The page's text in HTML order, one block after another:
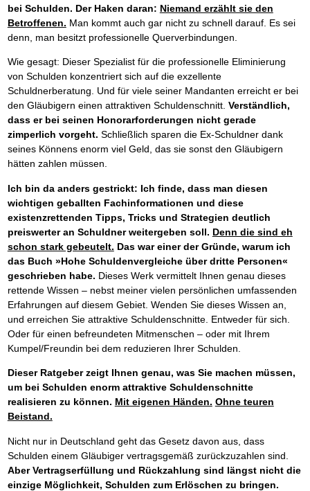
bei Schulden. Der Haken daran: Niemand erzählt sie den
Betroffenen. Man kommt auch gar nicht zu schnell darauf. Es sei
denn, man besitzt professionelle Querverbindungen.
Wie gesagt: Dieser Spezialist für die professionelle Eliminierung
von Schulden konzentriert sich auf die exzellente
Schuldnerberatung. Und für viele seiner Mandanten erreicht er bei
den Gläubigern einen attraktiven Schuldenschnitt. Verständlich,
dass er bei seinen Honorarforderungen nicht gerade
zimperlich vorgeht. Schließlich sparen die Ex-Schuldner dank
seines Könnens enorm viel Geld, das sie sonst den Gläubigern
hätten zahlen müssen.
Ich bin da anders gestrickt: Ich finde, dass man diesen
wichtigen geballten Fachinformationen und diese
existenzrettenden Tipps, Tricks und Strategien deutlich
preiswerter an Schuldner weitergeben soll. Denn die sind eh
schon stark gebeutelt. Das war einer der Gründe, warum ich
das Buch »Hohe Schuldenvergleiche über dritte Personen«
geschrieben habe. Dieses Werk vermittelt Ihnen genau dieses
rettende Wissen – nebst meiner vielen persönlichen umfassenden
Erfahrungen auf diesem Gebiet. Wenden Sie dieses Wissen an,
und erreichen Sie attraktive Schuldenschnitte. Entweder für sich.
Oder für einen befreundeten Mitmenschen – oder mit Ihrem
Kumpel/Freundin bei dem reduzieren Ihrer Schulden.
Dieser Ratgeber zeigt Ihnen genau, was Sie machen müssen,
um bei Schulden enorm attraktive Schuldenschnitte
realisieren zu können. Mit eigenen Händen. Ohne teuren
Beistand.
Nicht nur in Deutschland geht das Gesetz davon aus, dass
Schulden einem Gläubiger vertragsgemäß zurückzuzahlen sind.
Aber Vertragserfüllung und Rückzahlung sind längst nicht die
einzige Möglichkeit, Schulden zum Erlöschen zu bringen.